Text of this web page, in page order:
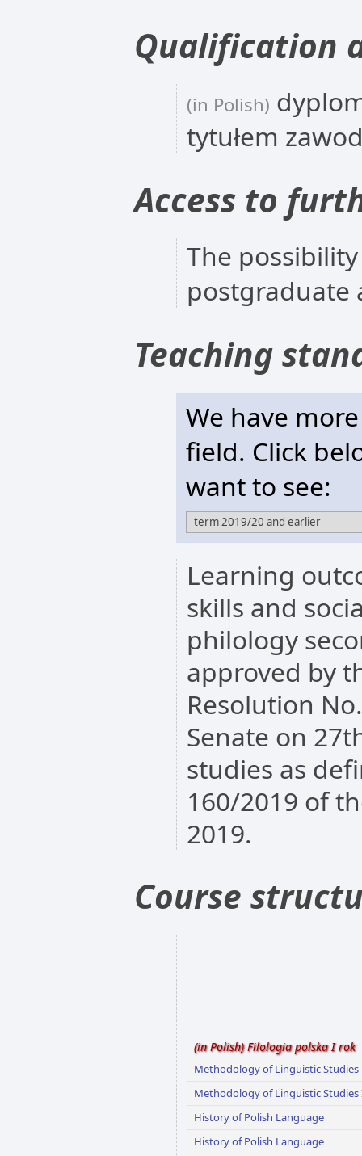
Qualification
(in Polish)
tytułem
Access to
The
postgraduate
Teaching
We have
field. Click
want to see:
Learning
skills and
philology
approved by
Resolution
Senate on
studies as
160/2019 of
2019.
Course
(in Polish) Filologia polska I rok
Methodology of Linguistic Studies
Methodology of Linguistic Studies
History of Polish Language
History of Polish Language